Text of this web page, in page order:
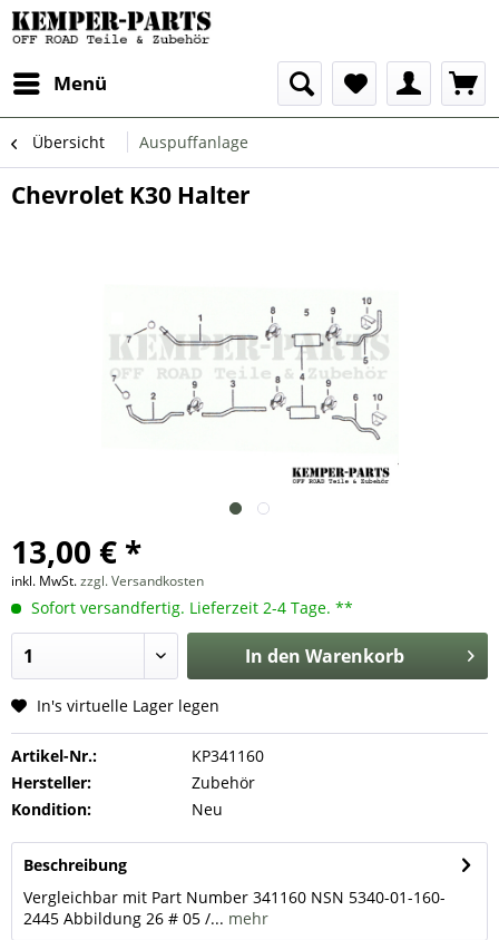
Menü
Übersicht Auspuffanlage
Chevrolet K30 Halter
13,00 € *
inkl. MwSt.zzgl. Versandkosten
Sofort versandfertig. Lieferzeit 2-4 Tage. **
In den Warenkorb
In's virtuelle Lager legen
Artikel-Nr.:
KP341160
Hersteller:
Zubehör
Kondition:
Neu
Beschreibung
Vergleichbar mit Part Number 341160 NSN 5340-01-160-
2445 Abbildung 26 # 05 /... mehr